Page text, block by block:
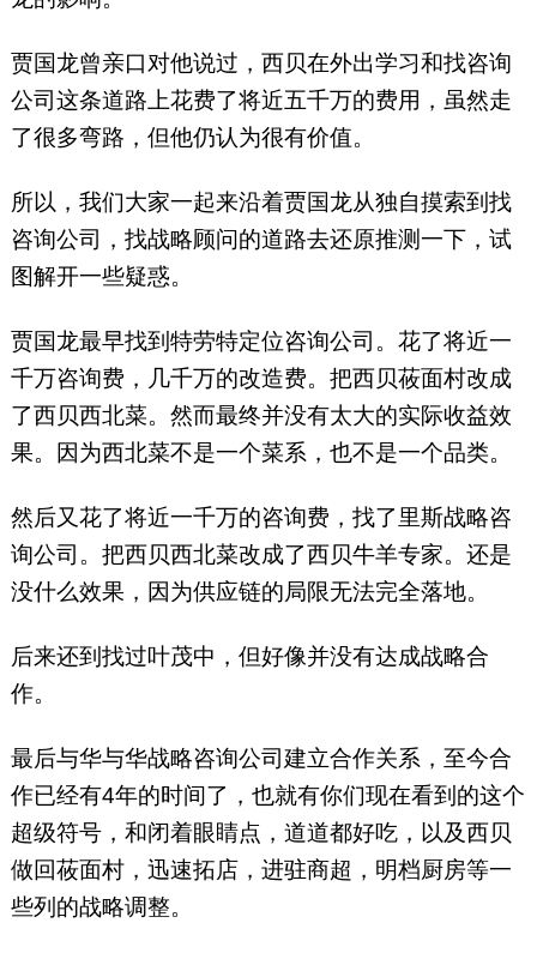
贾国龙曾亲口对他说过，西贝在外出学习和找咨询
公司这条道路上花费了将近五千万的费用，虽然走
了很多弯路，但他仍认为很有价值。
所以，我们大家一起来沿着贾国龙从独自摸索到找
咨询公司，找战略顾问的道路去还原推测一下，试
图解开一些疑惑。
贾国龙最早找到特劳特定位咨询公司。花了将近一
千万咨询费，几千万的改造费。把西贝莜面村改成
了西贝西北菜。然而最终并没有太大的实际收益效
果。因为西北菜不是一个菜系，也不是一个品类。
然后又花了将近一千万的咨询费，找了里斯战略咨
询公司。把西贝西北菜改成了西贝牛羊专家。还是
没什么效果，因为供应链的局限无法完全落地。
后来还到找过叶茂中，但好像并没有达成战略合
作。
最后与华与华战略咨询公司建立合作关系，至今合
作已经有4年的时间了，也就有你们现在看到的这个
超级符号，和闭着眼睛点，道道都好吃，以及西贝
做回莜面村，迅速拓店，进驻商超，明档厨房等一
些列的战略调整。